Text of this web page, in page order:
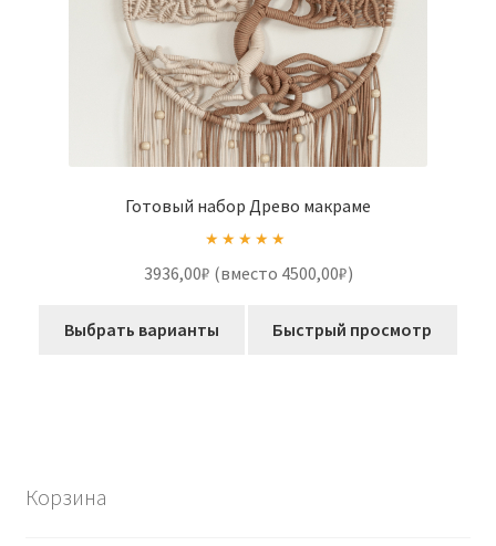
Готовый набор Древо макраме
3936,00₽ (вместо 4500,00₽)
Выбрать варианты Быстрый просмотр
Корзина